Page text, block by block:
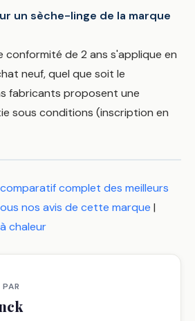
un sèche-linge de la marque
conformité de 2 ans s'applique en
neuf, quel que soit le
fabricants proposent une
sous conditions (inscription en
complet des meilleurs
nos avis de cette marque |
chaleur